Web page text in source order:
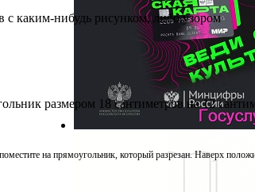
каким-нибудь рисунком, либо узором
размером 18 сантиметров на 12
на прямоугольник, который разрезан. Наверх